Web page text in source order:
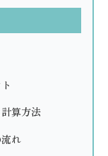
算方法
れ